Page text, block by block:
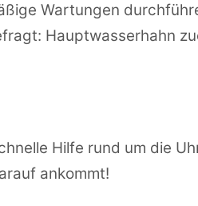
Wartungen
Hauptwasserhahn
Hilfe rund um die
ankommt!